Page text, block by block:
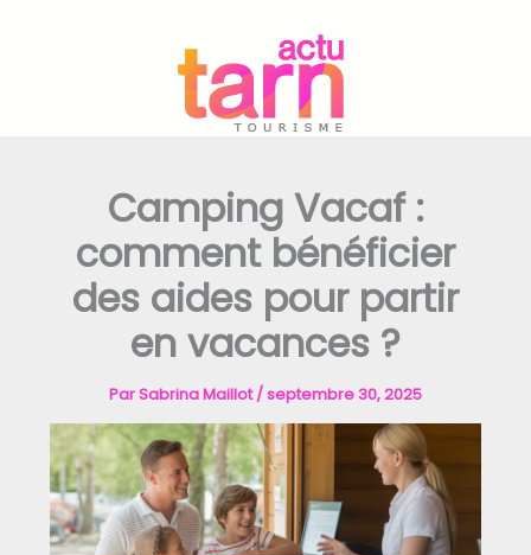
Camping Vacaf :
comment bénéficier
des aides pour partir
en vacances ?
ParSabrina Maillot/septembre 30, 2025